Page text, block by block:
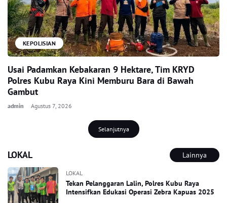
LOKAL Lainnya
LOKAL
Tekan Pelanggaran Lalin, Polres Kubu Raya
Intensifkan Edukasi Operasi Zebra Kapuas 2025
KEPOLISIAN
Usai Padamkan Kebakaran 9 Hektare, Tim KRYD
Polres Kubu Raya Kini Memburu Bara di Bawah
Gambut
admin Agustus 7, 2026
Selanjutnya